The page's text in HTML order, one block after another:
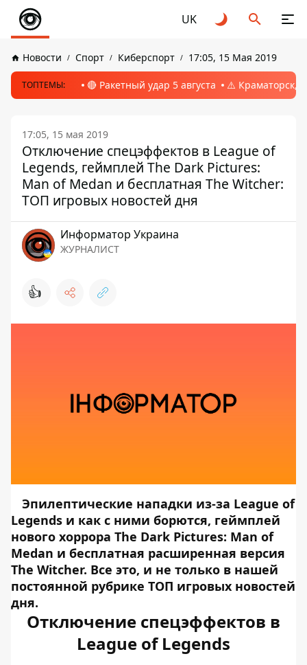
UK
Новости Спорт Киберспорт 17:05, 15 Мая 2019
ТОПТЕМЫ: 🔴 Ракетный удар 5 августа ⚠️ Краматорск,
17:05, 15 мая 2019
Отключение спецэффектов в League of
Legends, геймплей The Dark Pictures:
Man of Medan и бесплатная The Witcher:
ТОП игровых новостей дня
Информатор Украина
ЖУРНАЛИСТ
👍
Эпилептические нападки из-за League of
Legends и как с ними борются, геймплей
нового хоррора The Dark Pictures: Man of
Medan и бесплатная расширенная версия
The Witcher. Все это, и не только в нашей
постоянной рубрике ТОП игровых новостей
дня.
Отключение спецэффектов в
League of Legends